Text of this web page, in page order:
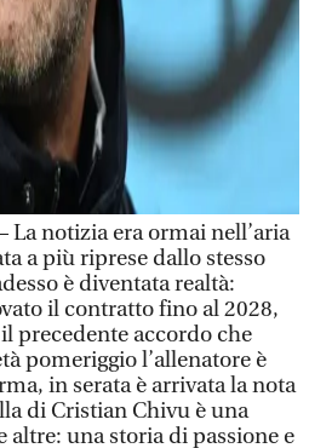
La notizia era ormai nell’aria
a più riprese dallo stesso
è diventata realtà:
il contratto fino al 2028,
precedente accordo che
pomeriggio l’allenatore è
in serata è arrivata la nota
di Cristian Chivu è una
altre: una storia di passione e